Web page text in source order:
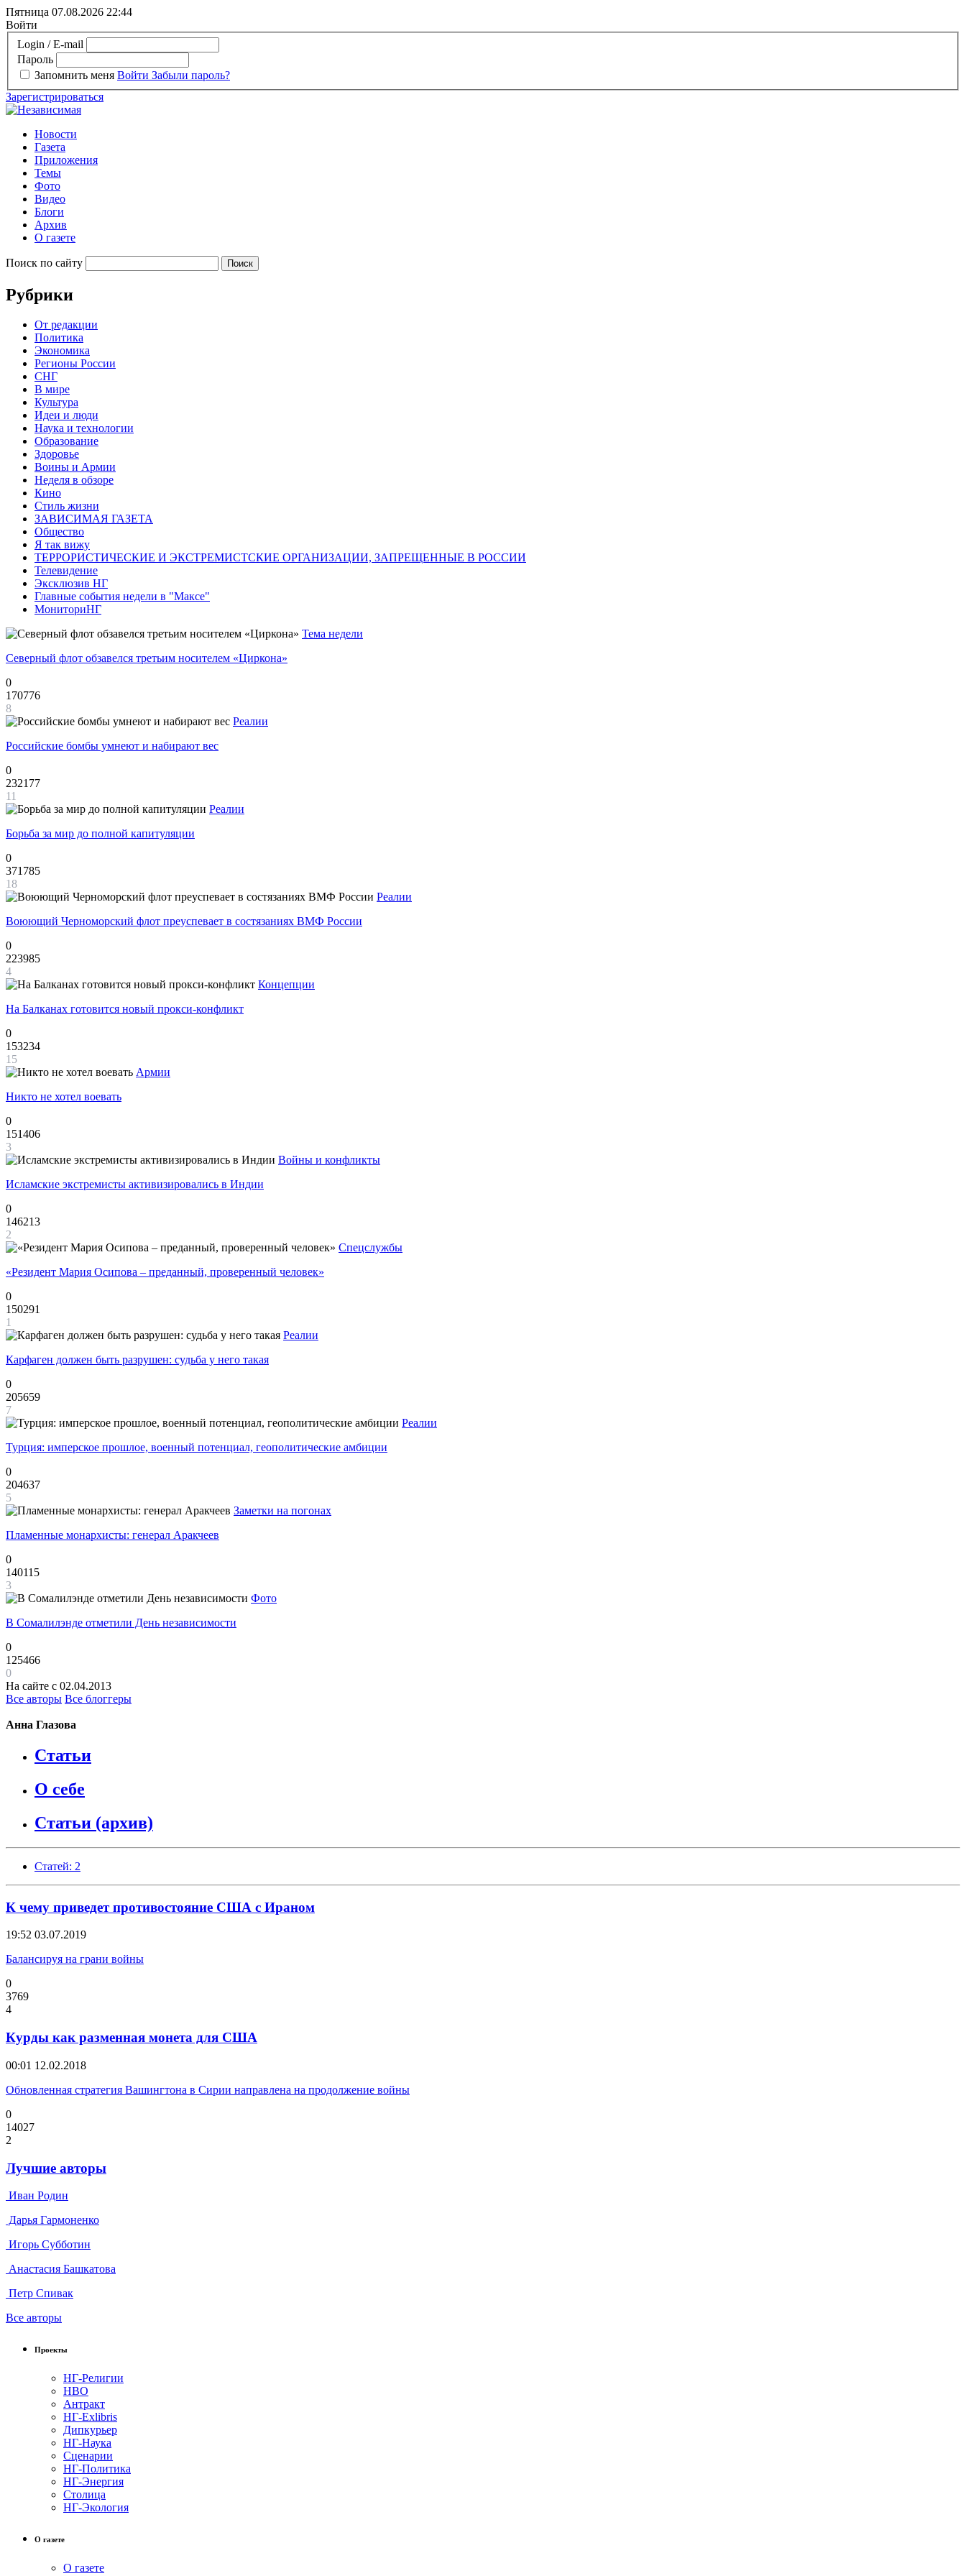
Пятница 07.08.2026 22:44
Войти
Login / E-mail
Пароль
Запомнить меня Войти Забыли пароль?
Зарегистрироваться
Новости
Газета
Приложения
Темы
Фото
Видео
Блоги
Архив
О газете
Поиск по сайту
Рубрики
От редакции
Политика
Экономика
Регионы России
СНГ
В мире
Культура
Идеи и люди
Наука и технологии
Образование
Здоровье
Воины и Армии
Неделя в обзоре
Кино
Стиль жизни
ЗАВИСИМАЯ ГАЗЕТА
Общество
Я так вижу
ТЕРРОРИСТИЧЕСКИЕ И ЭКСТРЕМИСТСКИЕ ОРГАНИЗАЦИИ, ЗАПРЕЩЕННЫЕ В РОССИИ
Телевидение
Эксклюзив НГ
Главные события недели в "Максе"
МониториНГ
Тема недели
Северный флот обзавелся третьим носителем «Циркона»
0
170776
8
Реалии
Российские бомбы умнеют и набирают вес
0
232177
11
Реалии
Борьба за мир до полной капитуляции
0
371785
18
Реалии
Воюющий Черноморский флот преуспевает в состязаниях ВМФ России
0
223985
4
Концепции
На Балканах готовится новый прокси-конфликт
0
153234
15
Армии
Никто не хотел воевать
0
151406
3
Войны и конфликты
Исламские экстремисты активизировались в Индии
0
146213
2
Спецслужбы
«Резидент Мария Осипова – преданный, проверенный человек»
0
150291
1
Реалии
Карфаген должен быть разрушен: судьба у него такая
0
205659
7
Реалии
Турция: имперское прошлое, военный потенциал, геополитические амбиции
0
204637
5
Заметки на погонах
Пламенные монархисты: генерал Аракчеев
0
140115
3
Фото
В Сомалилэнде отметили День независимости
0
125466
0
На сайте с 02.04.2013
Все авторы Все блоггеры
Анна Глазова
Статьи
О себе
Статьи (архив)
Статей: 2
К чему приведет противостояние США с Ираном
19:52 03.07.2019
Балансируя на грани войны
0
3769
4
Курды как разменная монета для США
00:01 12.02.2018
Обновленная стратегия Вашингтона в Сирии направлена на продолжение войны
0
14027
2
Лучшие авторы
Иван Родин
Дарья Гармоненко
Игорь Субботин
Анастасия Башкатова
Петр Спивак
Все авторы
Проекты
НГ-Религии
НВО
Антракт
НГ-Exlibris
Дипкурьер
НГ-Наука
Сценарии
НГ-Политика
НГ-Энергия
Столица
НГ-Экология
О газете
О газете